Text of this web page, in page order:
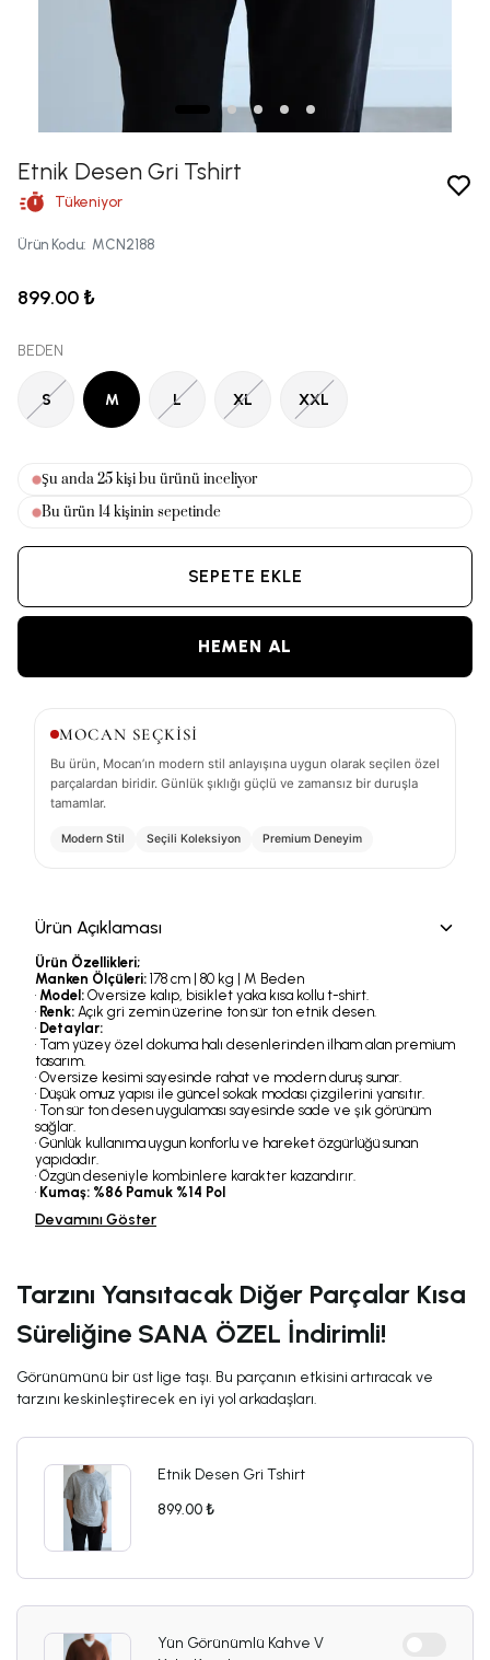
Etnik Desen Gri Tshirt
Tükeniyor
Ürün Kodu: MCN2188
899.00 ₺
BEDEN
S M L XL XXL
Şu anda25kişi bu ürünü inceliyor
Bu ürün14kişinin sepetinde
SEPETE EKLE
HEMEN AL
MOCAN SEÇKİSİ
Bu ürün, Mocan’ın modern stil anlayışına uygun olarak seçilen özel
parçalardan biridir. Günlük şıklığı güçlü ve zamansız bir duruşla
tamamlar.
Modern Stil Seçili Koleksiyon Premium Deneyim
Ürün Açıklaması
Ürün Özellikleri;
Manken Ölçüleri: 178 cm | 80 kg | M Beden
• Model: Oversize kalıp, bisiklet yaka kısa kollu t-shirt.
• Renk: Açık gri zemin üzerine ton sür ton etnik desen.
• Detaylar:
• Tam yüzey özel dokuma halı desenlerinden ilham alan premium
tasarım.
• Oversize kesimi sayesinde rahat ve modern duruş sunar.
• Düşük omuz yapısı ile güncel sokak modası çizgilerini yansıtır.
• Ton sür ton desen uygulaması sayesinde sade ve şık görünüm
sağlar.
• Günlük kullanıma uygun konforlu ve hareket özgürlüğü sunan
yapıdadır.
• Özgün deseniyle kombinlere karakter kazandırır.
• Kumaş: %86 Pamuk %14 Pol
Devamını Göster
Tarzını Yansıtacak Diğer Parçalar Kısa
Süreliğine SANA ÖZEL İndirimli!
Görünümünü bir üst lige taşı. Bu parçanın etkisini artıracak ve
tarzını keskinleştirecek en iyi yol arkadaşları.
Etnik Desen Gri Tshirt
899.00 ₺
Yün Görünümlü Kahve V